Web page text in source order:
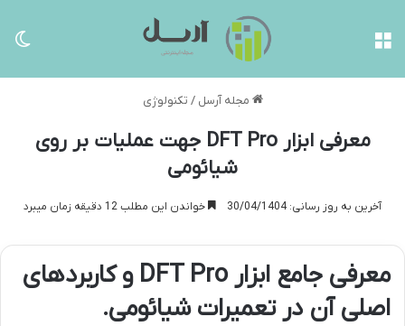
مجله آرسل / تکنولوژی
معرفی ابزار DFT Pro جهت عملیات بر روی
شیائومی
آخرین به روز رسانی: 30/04/1404 خواندن این مطلب 12 دقیقه زمان میبرد
معرفی جامع ابزار DFT Pro و کاربردهای
اصلی آن در تعمیرات شیائومی.